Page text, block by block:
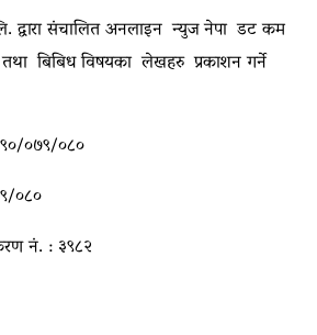
द्वारा संचालित अनलाइन न्युज नेपा डट कम
तथा बिबिध विषयका लेखहरु प्रकाशन गर्ने
०७९/०८०
०८०
नं. : ३९८२